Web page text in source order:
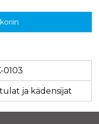
0103
ja kädensijat